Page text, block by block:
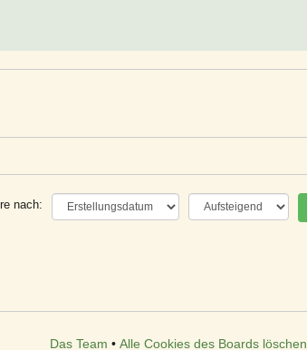
nach:
Das Team • Alle Cookies des Boards löschen